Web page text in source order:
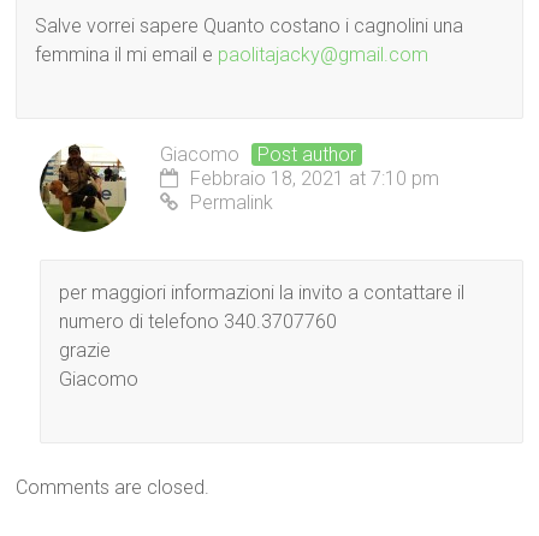
Salve vorrei sapere Quanto costano i cagnolini una
femmina il mi email e paolitajacky@gmail.com
Giacomo
Post author
Febbraio 18, 2021 at 7:10 pm
Permalink
per maggiori informazioni la invito a contattare il
numero di telefono 340.3707760
grazie
Giacomo
Comments are closed.